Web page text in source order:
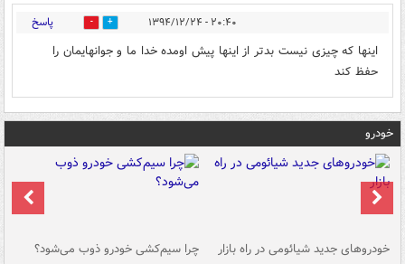
۲۰:۴۰ - ۱۳۹۴/۱۲/۲۴ 0 پاسخ
اینها که چیزی نیست بدتر از اینها پیش اومده خدا ما و جوانهایمان را
حفظ کند
خودرو
خودروهای جدید شیائومی در راه بازار چرا سیم‌کشی خودرو ذوب می‌شود؟